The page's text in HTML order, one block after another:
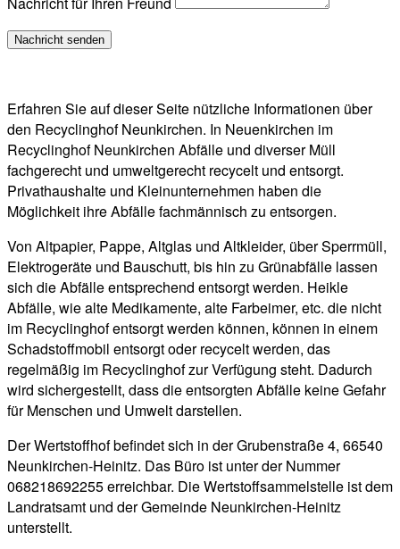
Erfahren Sie auf dieser Seite nützliche Informationen über
den Recyclinghof Neunkirchen. In Neuenkirchen im
Recyclinghof Neunkirchen Abfälle und diverser Müll
fachgerecht und umweltgerecht recycelt und entsorgt.
Privathaushalte und Kleinunternehmen haben die
Möglichkeit ihre Abfälle fachmännisch zu entsorgen.
Von Altpapier, Pappe, Altglas und Altkleider, über Sperrmüll,
Elektrogeräte und Bauschutt, bis hin zu Grünabfälle lassen
sich die Abfälle entsprechend entsorgt werden. Heikle
Abfälle, wie alte Medikamente, alte Farbeimer, etc. die nicht
im Recyclinghof entsorgt werden können, können in einem
Schadstoffmobil entsorgt oder recycelt werden, das
regelmäßig im Recyclinghof zur Verfügung steht. Dadurch
wird sichergestellt, dass die entsorgten Abfälle keine Gefahr
für Menschen und Umwelt darstellen.
Der Wertstoffhof befindet sich in der Grubenstraße 4, 66540
Neunkirchen-Heinitz. Das Büro ist unter der Nummer
068218692255 erreichbar. Die Wertstoffsammelstelle ist dem
Landratsamt und der Gemeinde Neunkirchen-Heinitz
unterstellt.